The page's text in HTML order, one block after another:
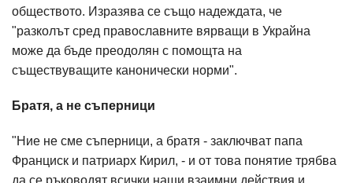
обществото. Изразява се също надеждата, че
"разколът сред православните вярващи в Украйна
може да бъде преодолян с помощта на
съществуващите канонически норми".
Братя, а не съперници
"Ние не сме съперници, а братя - заключват папа
Франциск и патриарх Кирил, - и от това понятие трябва